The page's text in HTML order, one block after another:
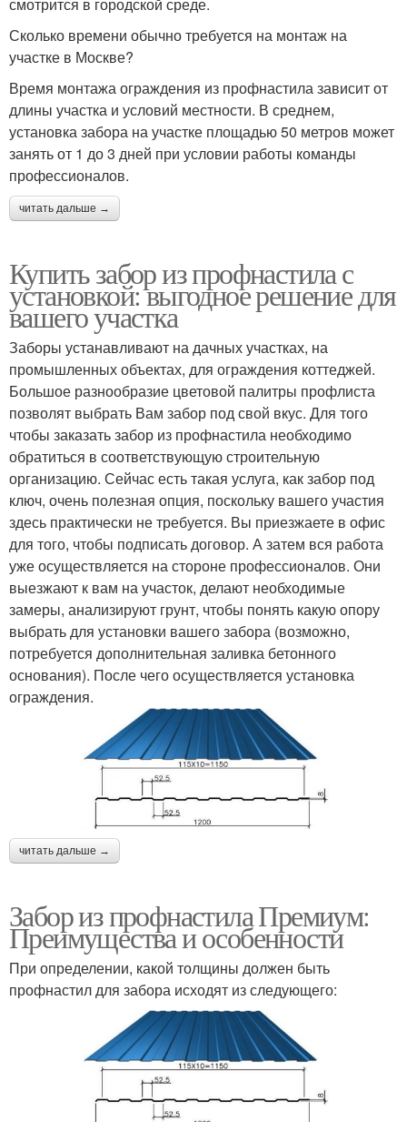
смотрится в городской среде.
Сколько времени обычно требуется на монтаж на
участке в Москве?
Время монтажа ограждения из профнастила зависит от
длины участка и условий местности. В среднем,
установка забора на участке площадью 50 метров может
занять от 1 до 3 дней при условии работы команды
профессионалов.
читать дальше →
Купить забор из профнастила с
установкой: выгодное решение для
вашего участка
Заборы устанавливают на дачных участках, на
промышленных объектах, для ограждения коттеджей.
Большое разнообразие цветовой палитры профлиста
позволят выбрать Вам забор под свой вкус. Для того
чтобы заказать забор из профнастила необходимо
обратиться в соответствующую строительную
организацию. Сейчас есть такая услуга, как забор под
ключ, очень полезная опция, поскольку вашего участия
здесь практически не требуется. Вы приезжаете в офис
для того, чтобы подписать договор. А затем вся работа
уже осуществляется на стороне профессионалов. Они
выезжают к вам на участок, делают необходимые
замеры, анализируют грунт, чтобы понять какую опору
выбрать для установки вашего забора (возможно,
потребуется дополнительная заливка бетонного
основания). После чего осуществляется установка
ограждения.
читать дальше →
Забор из профнастила Премиум:
Преимущества и особенности
При определении, какой толщины должен быть
профнастил для забора исходят из следующего: